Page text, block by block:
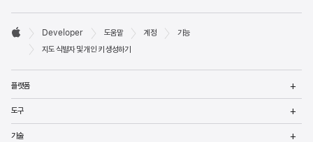
Developer
바닥글

Apple
Developer 도움말 계정
기능
지도 식별자 및 개인 키 생성하기
플랫폼
도구
기술